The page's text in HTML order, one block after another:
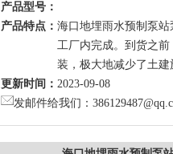
产品型号：
产品特点： 海口地埋雨水预制泵
工厂内完成。到货之
装，极大地减少了土建
更新时间： 2023-09-08
发邮件给我们：